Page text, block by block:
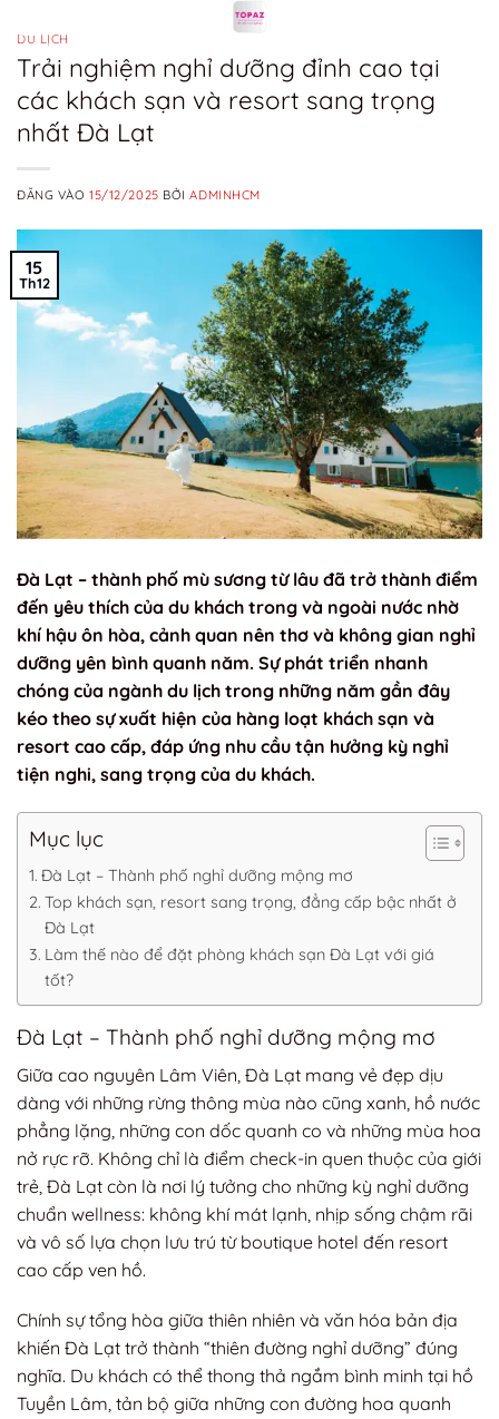
qua
nội
dung
DU LỊCH
Trải nghiệm nghỉ dưỡng đỉnh cao tại
các khách sạn và resort sang trọng
nhất Đà Lạt
ĐĂNG VÀO15/12/2025 BỞIADMINHCM
15
Th12
Đà Lạt – thành phố mù sương từ lâu đã trở thành điểm
đến yêu thích của du khách trong và ngoài nước nhờ
khí hậu ôn hòa, cảnh quan nên thơ và không gian nghỉ
dưỡng yên bình quanh năm. Sự phát triển nhanh
chóng của ngành du lịch trong những năm gần đây
kéo theo sự xuất hiện của hàng loạt khách sạn và
resort cao cấp, đáp ứng nhu cầu tận hưởng kỳ nghỉ
tiện nghi, sang trọng của du khách.
Mục lục
Đà Lạt – Thành phố nghỉ dưỡng mộng mơ
Top khách sạn, resort sang trọng, đẳng cấp bậc nhất ở
Đà Lạt
Làm thế nào để đặt phòng khách sạn Đà Lạt với giá
tốt?
Đà Lạt – Thành phố nghỉ dưỡng mộng mơ
Giữa cao nguyên Lâm Viên, Đà Lạt mang vẻ đẹp dịu
dàng với những rừng thông mùa nào cũng xanh, hồ nước
phẳng lặng, những con dốc quanh co và những mùa hoa
nở rực rỡ. Không chỉ là điểm check-in quen thuộc của giới
trẻ, Đà Lạt còn là nơi lý tưởng cho những kỳ nghỉ dưỡng
chuẩn wellness: không khí mát lạnh, nhịp sống chậm rãi
và vô số lựa chọn lưu trú từ boutique hotel đến resort
cao cấp ven hồ.
Chính sự tổng hòa giữa thiên nhiên và văn hóa bản địa
khiến Đà Lạt trở thành “thiên đường nghỉ dưỡng” đúng
nghĩa. Du khách có thể thong thả ngắm bình minh tại hồ
Tuyền Lâm, tản bộ giữa những con đường hoa quanh